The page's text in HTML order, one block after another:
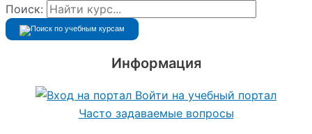
Поиск:
Информация
Войти на учебный портал
Часто задаваемые вопросы